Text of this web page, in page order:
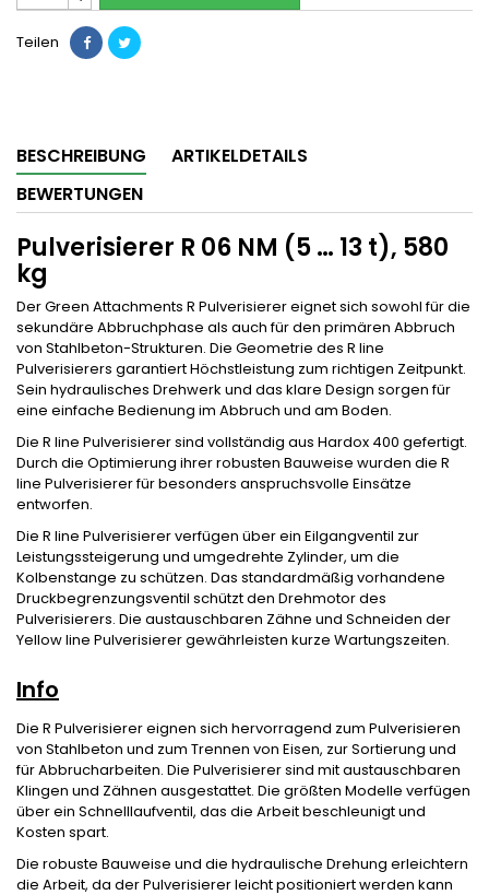
Teilen
BESCHREIBUNG
ARTIKELDETAILS
BEWERTUNGEN
Pulverisierer R 06 NM (5 … 13 t), 580
kg
Der Green Attachments R Pulverisierer eignet sich sowohl für die
sekundäre Abbruchphase als auch für den primären Abbruch
von Stahlbeton-Strukturen. Die Geometrie des R line
Pulverisierers garantiert Höchstleistung zum richtigen Zeitpunkt.
Sein hydraulisches Drehwerk und das klare Design sorgen für
eine einfache Bedienung im Abbruch und am Boden.
Die R line Pulverisierer sind vollständig aus Hardox 400 gefertigt.
Durch die Optimierung ihrer robusten Bauweise wurden die R
line Pulverisierer für besonders anspruchsvolle Einsätze
entworfen.
Die R line Pulverisierer verfügen über ein Eilgangventil zur
Leistungssteigerung und umgedrehte Zylinder, um die
Kolbenstange zu schützen. Das standardmäßig vorhandene
Druckbegrenzungsventil schützt den Drehmotor des
Pulverisierers. Die austauschbaren Zähne und Schneiden der
Yellow line Pulverisierer gewährleisten kurze Wartungszeiten.
Info
Die R Pulverisierer eignen sich hervorragend zum Pulverisieren
von Stahlbeton und zum Trennen von Eisen, zur Sortierung und
für Abbrucharbeiten. Die Pulverisierer sind mit austauschbaren
Klingen und Zähnen ausgestattet. Die größten Modelle verfügen
über ein Schnelllaufventil, das die Arbeit beschleunigt und
Kosten spart.
Die robuste Bauweise und die hydraulische Drehung erleichtern
die Arbeit, da der Pulverisierer leicht positioniert werden kann